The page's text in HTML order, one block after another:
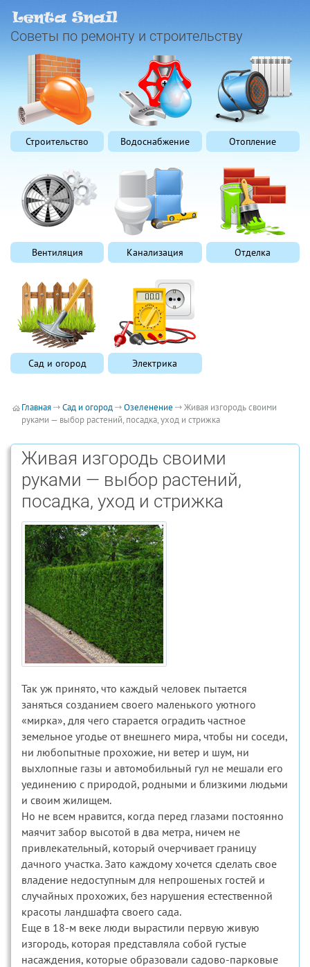
Советы по ремонту и строительству
Строительство Водоснабжение Отопление
Вентиляция Канализация Отделка
Сад и огород Электрика
Главная Сад и огород Озеленение
Живая изгородь своими
руками — выбор растений, посадка, уход и стрижка
Живая изгородь своими
руками — выбор растений,
посадка, уход и стрижка
Так уж принято, что каждый человек пытается
заняться созданием своего маленького уютного
«мирка», для чего старается оградить частное
земельное угодье от внешнего мира, чтобы ни соседи,
ни любопытные прохожие, ни ветер и шум, ни
выхлопные газы и автомобильный гул не мешали его
уединению с природой, родными и близкими людьми
и своим жилищем.
Но не всем нравится, когда перед глазами постоянно
маячит забор высотой в два метра, ничем не
привлекательный, который очерчивает границу
дачного участка. Зато каждому хочется сделать свое
владение недоступным для непрошеных гостей и
случайных прохожих, без нарушения естественной
красоты ландшафта своего сада.
Еще в 18-м веке люди вырастили первую живую
изгородь, которая представляла собой густые
насаждения, которые образовали садово-парковые